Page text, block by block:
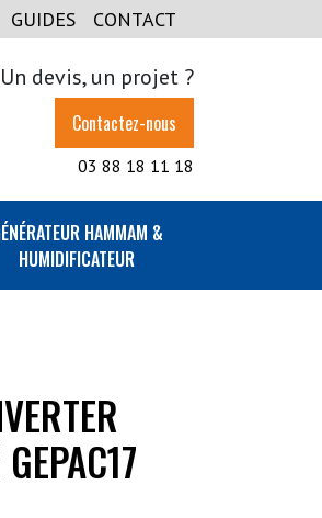
GUIDES CONTACT
Un devis, un projet ?
Contactez-nous
03 88 18 11 18
HAMMAM &
HUMIDIFICATEUR